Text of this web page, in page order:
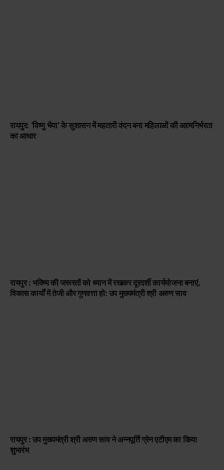
रायपुर: ‘विष्णु भैया’ के सुशासन में महतारी वंदन बना महिलाओं की आत्मनिर्भरता
का आधार
रायपुर : भविष्य की जरूरतों को ध्यान में रखकर दूरदर्शी कार्ययोजना बनाएं,
विकास कार्यों में तेजी और गुणवत्ता हो: उप मुख्यमंत्री श्री अरुण साव
रायपुर : उप मुख्यमंत्री श्री अरुण साव ने अन्नपूर्ति ग्रेन एटीएम का किया
शुभारंभ